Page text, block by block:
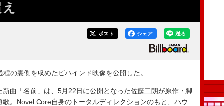
送る
シェア
ポスト
の裏側を収めたビハインド映像を公開した。
曲「名前」は、5月22日に公開となった佐藤二朗が原作・脚
。Novel Core自身のトータルディレクションのもと、ハウ